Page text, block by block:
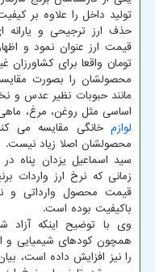
تولید داخل را علاوه بر
حذف ارز ترجیحی و یارانه
تومان واقعا برای کشاورزان
محصولشان را بصورت
مانند حبوبات نظیر عدس و
اساسی مثل روغن، مرغ،
لوازم خانگی مقایسه می
محصولشان اصلا زیاد نیست.
سید اسماعیل یزدان پناه در
زمانی که نرخ ارز واردات
قیمت محصول وارداتی و
باکیفیت بوده است.
وی با توضیح اینکه آزاد
همچون کودهای شیمیایی و
را نیز افزایش داده است،